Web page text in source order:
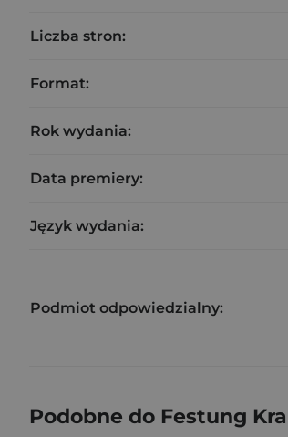
Liczba stron:
Format:
Rok wydania:
Data premiery:
Język wydania:
Podmiot odpowiedzialny:
Podobne do Festung